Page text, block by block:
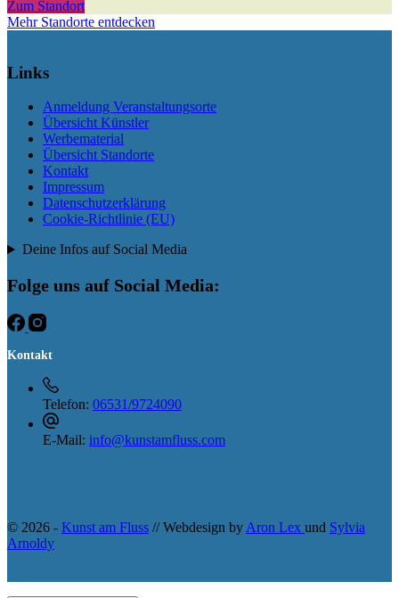
Zum Standort
Mehr Standorte entdecken
Links
Anmeldung Veranstaltungsorte
Übersicht Künstler
Werbematerial
Übersicht Standorte
Kontakt
Impressum
Datenschutzerklärung
Cookie-Richtlinie (EU)
Deine Infos auf Social Media
Folge uns auf Social Media:
Kontakt
Telefon: 06531/9724090
E-Mail: info@kunstamfluss.com
© 2026 - Kunst am Fluss // Webdesign byAron Lex und Sylvia
Arnoldy